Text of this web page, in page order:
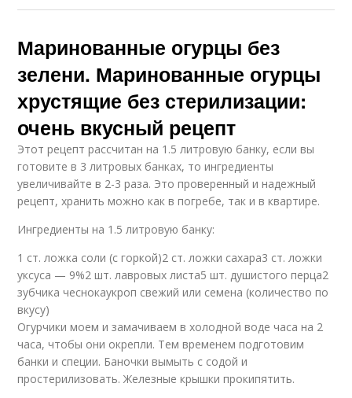
Маринованные огурцы без
зелени. Маринованные огурцы
хрустящие без стерилизации:
очень вкусный рецепт
Этот рецепт рассчитан на 1.5 литровую банку, если вы
готовите в 3 литровых банках, то ингредиенты
увеличивайте в 2-3 раза. Это проверенный и надежный
рецепт, хранить можно как в погребе, так и в квартире.
Ингредиенты на 1.5 литровую банку:
1 ст. ложка соли (с горкой)2 ст. ложки сахара3 ст. ложки
уксуса — 9%2 шт. лавровых листа5 шт. душистого перца2
зубчика чеснокаукроп свежий или семена (количество по
вкусу)
Огурчики моем и замачиваем в холодной воде часа на 2
часа, чтобы они окрепли. Тем временем подготовим
банки и специи. Баночки вымыть с содой и
простерилизовать. Железные крышки прокипятить.